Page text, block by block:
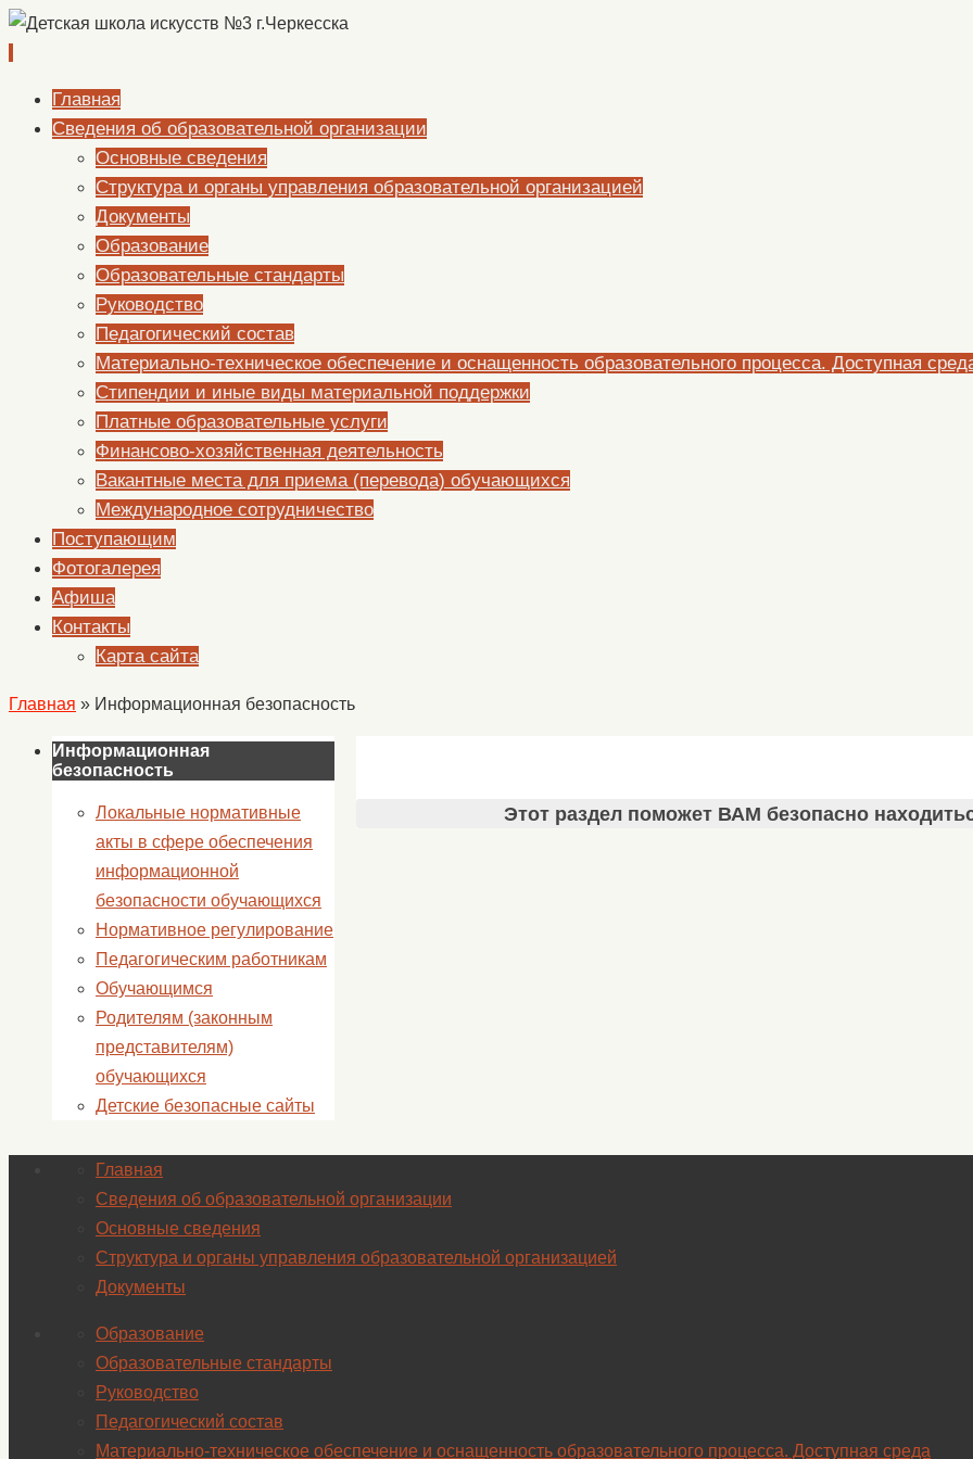
Перейти
содержимому
Главная
Сведения об образовательной организации
Основные сведения
Структура и органы управления образовательной организацией
Документы
Образование
Образовательные стандарты
Руководство
Педагогический состав
Материально-техническое обеспечение и оснащенность образовательного процесса. Доступная
Стипендии и иные виды материальной поддержки
Платные образовательные услуги
Финансово-хозяйственная деятельность
Вакантные места для приема (перевода) обучающихся
Международное сотрудничество
Поступающим
Фотогалерея
Афиша
Контакты
Карта сайта
Главная » Информационная безопасность
Этот раздел поможет ВАМ безопасно
Информационная
безопасность
Локальные нормативные
акты в сфере обеспечения
информационной
безопасности обучающихся
Нормативное регулирование
Педагогическим работникам
Обучающимся
Родителям (законным
представителям)
обучающихся
Детские безопасные сайты
Главная
Сведения об образовательной организации
Основные сведения
Структура и органы управления образовательной организацией
Документы
Образование
Образовательные стандарты
Руководство
Педагогический состав
Материально-техническое обеспечение и оснащенность образовательного процесса. Доступная среда